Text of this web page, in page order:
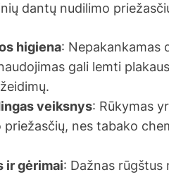
dantų nudilimo
higiena: Nepakankamas
gali lemti
veiksnys: Rūkymas
priežasčių, nes tabako
ir gėrimai: Dažnas rūgštus